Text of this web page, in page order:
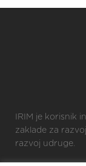
IRIM je korisnik
zaklade za
razvoj udruge.